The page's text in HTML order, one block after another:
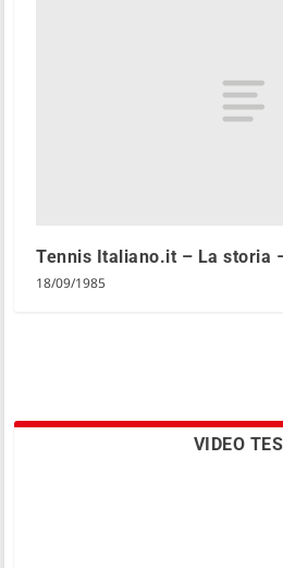
Tennis Italiano.it – La storia
18/09/1985
VIDEO